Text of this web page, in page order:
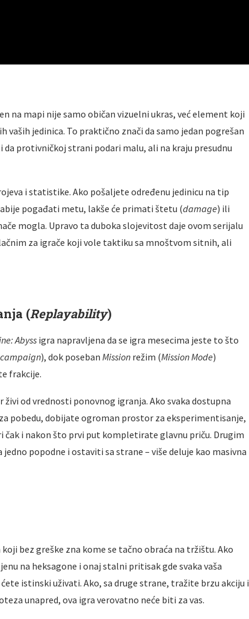
na mapi nije samo običan vizuelni ukras, već element koji
jedinica. To praktično znači da samo jedan pogrešan
protivničkoj strani podari malu, ali na kraju presudnu
i statistike. Ako pošaljete određenu jedinicu na tip
pogađati metu, lakše će primati štetu (damage) ili
mogla. Upravo ta duboka slojevitost daje ovom serijalu
za igrače koji vole taktiku sa mnoštvom sitnih, ali
(Replayability)
Abyss igra napravljena da se igra mesecima jeste to što
), dok poseban Mission režim (Mission Mode)
frakcije.
od vrednosti ponovnog igranja. Ako svaka dostupna
pobedu, dobijate ogroman prostor za eksperimentisanje,
i nakon što prvi put kompletirate glavnu priču. Drugim
popodne i ostaviti sa strane – više deluje kao masivna
bez greške zna kome se tačno obraća na tržištu. Ako
na heksagone i onaj stalni pritisak gde svaka vaša
istinski uživati. Ako, sa druge strane, tražite brzu akciju i
unapred, ova igra verovatno neće biti za vas.